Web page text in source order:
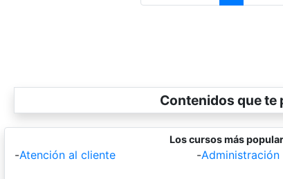
Contenidos que te
Los cursos más
-Atención al cliente -Administración